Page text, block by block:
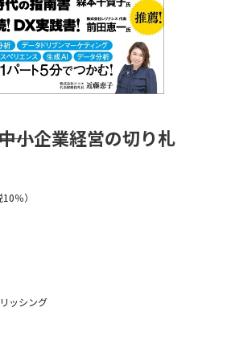
中小企業経営の切り札
％）
ッシング